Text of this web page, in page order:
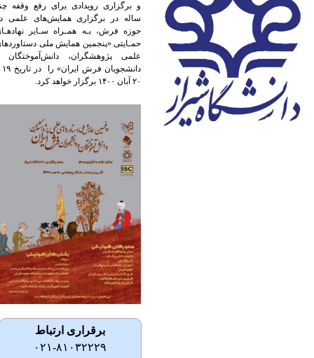
و برگزاری رویدادی یرای رفع وقفه چند
ساله در برگزاری همایش‌های علمی در
حوزه فرش، ﺑـﻪ ﻫﻤـﺮاه ﺳـﺎیر ﻧﻬﺎدﻫـﺎی
ﺣﻤـﺎیتی «پنجمین همایش ملی دستاوردهای
علمی پژوهشگران، دانش‌آموختگان و
دانشجویان فرش ایران» را در ﺗﺎریخ ۱۹ و
برقراری ارتباط
۰۲۱-۸۱۰۳۲۲۲۹